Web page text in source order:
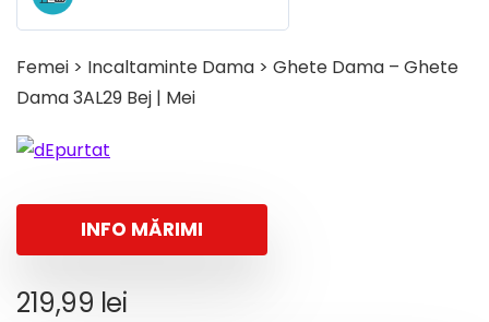
Femei > Incaltaminte Dama > Ghete Dama – Ghete
Dama 3AL29 Bej | Mei
INFO MĂRIMI
219,99 lei